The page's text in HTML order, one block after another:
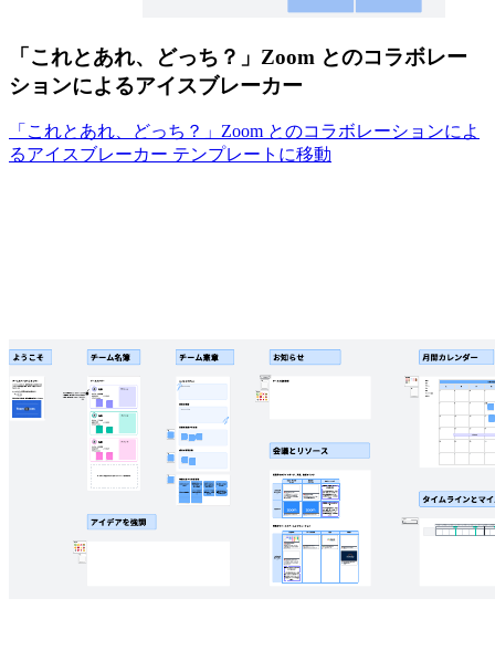
「これとあれ、どっち？」Zoom とのコラボレー
ションによるアイスブレーカー
「これとあれ、どっち？」Zoom とのコラボレーションによ
るアイスブレーカー テンプレートに移動